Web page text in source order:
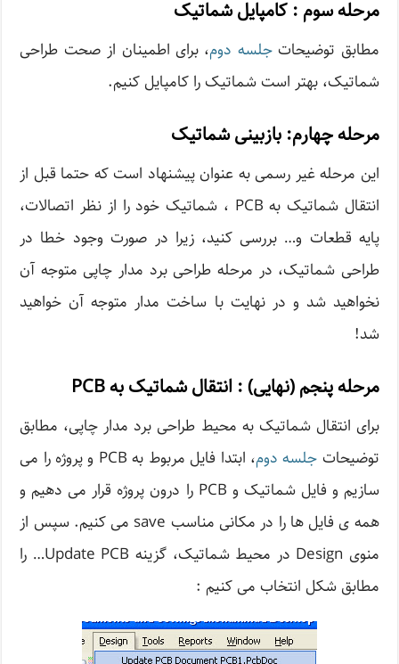
مرحله سوم : کامپایل شماتیک
مطابق توضیحاتجلسه دوم، برای اطمینان از صحت طراحی
شماتیک، بهتر است شماتیک را کامپایل کنیم.
مرحله چهارم: بازبینی شماتیک
این مرحله غیر رسمی به عنوان پیشنهاد است که حتما قبل از
انتقال شماتیک به PCB ، شماتیک خود را از نظر اتصالات،
پایه قطعات و… بررسی کنید، زیرا در صورت وجود خطا در
طراحی شماتیک، در مرحله طراحی برد مدار چاپی متوجه آن
نخواهید شد و در نهایت با ساخت مدار متوجه آن خواهید
شد!
مرحله پنجم (نهایی) : انتقال شماتیک به PCB
برای انتقال شماتیک به محیط طراحی برد مدار چاپی، مطابق
توضیحات جلسه دوم
، ابتدا فایل مربوط به PCB و پروژه را می
سازیم و فایل شماتیک و PCB را درون پروژه قرار می دهیم و
همه ی فایل ها را در مکانی مناسب save می کنیم. سپس از
منوی Design در محیط شماتیک، گزینه Update PCB… را
مطابق شکل انتخاب می کنیم :